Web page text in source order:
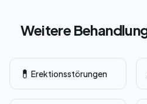
Weitere
💊 Erektionsstörungen